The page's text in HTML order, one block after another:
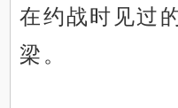
在约战时见过
梁。